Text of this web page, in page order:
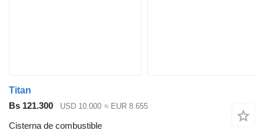
Titan
Bs 121.300
USD 10.000 ≈ EUR 8.655
Cisterna de combustible